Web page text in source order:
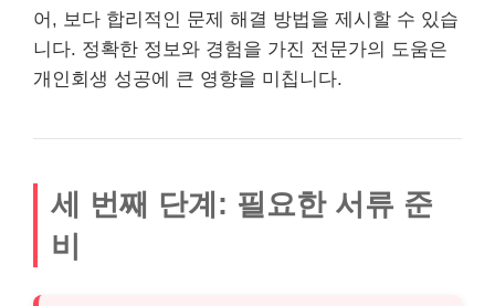
어, 보다 합리적인 문제 해결 방법을 제시할 수 있습
니다. 정확한 정보와 경험을 가진 전문가의 도움은
개인회생 성공에 큰 영향을 미칩니다.
세 번째 단계: 필요한 서류 준
비